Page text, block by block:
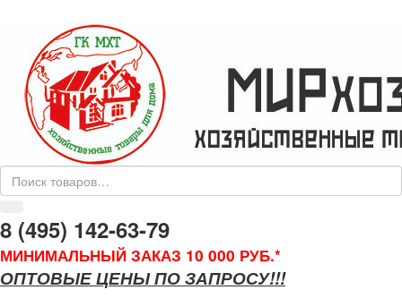
8 (495) 142-63-79
МИНИМАЛЬНЫЙ ЗАКАЗ 10 000 РУБ.*
ОПТОВЫЕ ЦЕНЫ ПО ЗАПРОСУ!!!